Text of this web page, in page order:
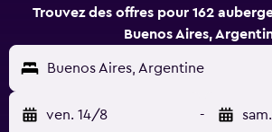
Trouvez des offres pour 162
Buenos Aires,
Buenos Aires, Argentine
ven. 14/8 -